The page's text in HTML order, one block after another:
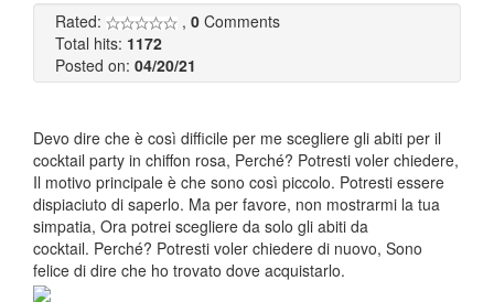
Rated: , 0 Comments
Total hits: 1172
Posted on: 04/20/21
Devo dire che è così difficile per me scegliere gli abiti per il
cocktail party in chiffon rosa, Perché? Potresti voler chiedere,
Il motivo principale è che sono così piccolo. Potresti essere
dispiaciuto di saperlo. Ma per favore, non mostrarmi la tua
simpatia, Ora potrei scegliere da solo gli abiti da
cocktail. Perché? Potresti voler chiedere di nuovo, Sono
felice di dire che ho trovato dove acquistarlo.